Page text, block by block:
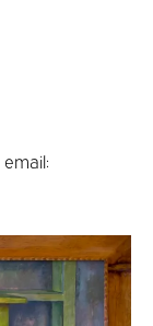
email: